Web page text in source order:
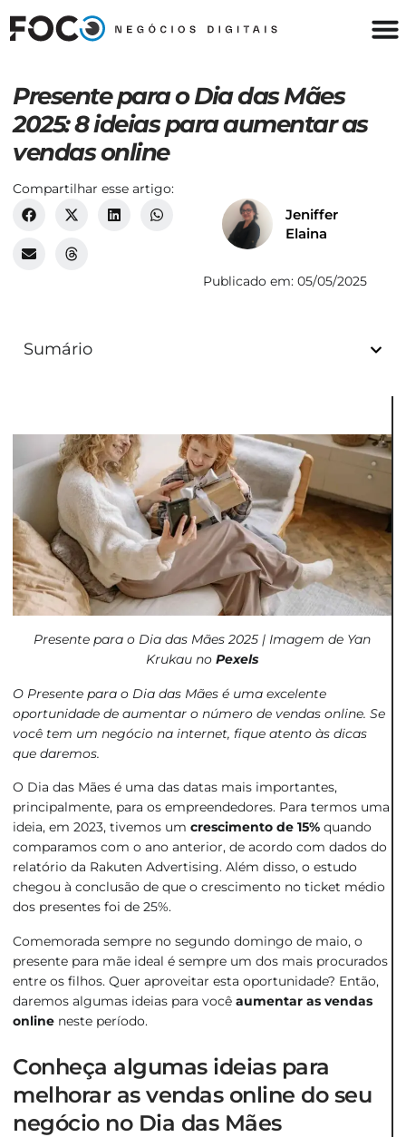
Presente para o Dia das Mães
2025: 8 ideias para aumentar as
vendas online
Compartilhar esse artigo:
Jeniffer
Elaina
Publicado em: 05/05/2025
Sumário
Presente para o Dia das Mães 2025 | Imagem de Yan
Krukau no Pexels
O Presente para o Dia das Mães é uma excelente
oportunidade de aumentar o número de vendas online. Se
você tem um negócio na internet, fique atento às dicas
que daremos.
O Dia das Mães é uma das datas mais importantes,
principalmente, para os empreendedores. Para termos uma
ideia, em 2023, tivemos um crescimento de 15% quando
comparamos com o ano anterior, de acordo com dados do
relatório da Rakuten Advertising. Além disso, o estudo
chegou à conclusão de que o crescimento no ticket médio
dos presentes foi de 25%.
Comemorada sempre no segundo domingo de maio, o
presente para mãe ideal é sempre um dos mais procurados
entre os filhos. Quer aproveitar esta oportunidade? Então,
daremos algumas ideias para você aumentar as vendas
online neste período.
Conheça algumas ideias para
melhorar as vendas online do seu
negócio no Dia das Mães